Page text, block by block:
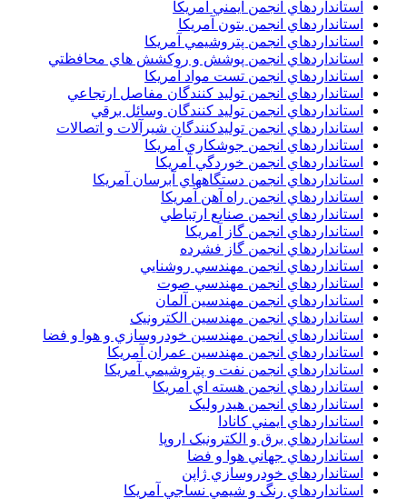
استانداردهاي انجمن ايمني آمريکا
استانداردهاي انجمن بتون آمريکا
استانداردهاي انجمن پتروشيمي آمريکا
استانداردهاي انجمن پوشش و روکشش هاي محافظتي
استانداردهاي انجمن تست مواد آمريکا
استانداردهاي انجمن توليد کنندگان مفاصل ارتجاعي
استانداردهاي انجمن توليد کنندگان وسائل برقي
استانداردهاي انجمن توليدکنندگان شيرآلات و اتصالات
استانداردهاي انجمن جوشکاري آمريکا
استانداردهاي انجمن خوردگي آمريکا
استانداردهاي انجمن دستگاههاي آبرسان آمريکا
استانداردهاي انجمن راه آهن آمريکا
استانداردهاي انجمن صنايع ارتباطي
استانداردهاي انجمن گاز آمريکا
استانداردهاي انجمن گاز فشرده
استانداردهاي انجمن مهندسي روشنايي
استانداردهاي انجمن مهندسي صوت
استانداردهاي انجمن مهندسين آلمان
استانداردهاي انجمن مهندسين الکترونيک
استانداردهاي انجمن مهندسين خودروسازي و هوا و فضا
استانداردهاي انجمن مهندسين عمران آمريکا
استانداردهاي انجمن نفت و پتروشيمي آمريکا
استانداردهاي انجمن هسته اي آمريکا
استانداردهاي انجمن هيدروليک
استانداردهاي ايمني کانادا
استانداردهاي برق و الکترونبک اروپا
استانداردهاي جهاني هوا و فضا
استانداردهاي خودروسازي ژاپن
استانداردهاي رنگ و شيمي نساجي آمريکا